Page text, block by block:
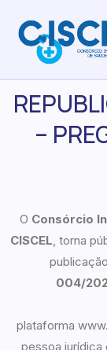
–
O Consórcio
CISCEL, torna
004/
plataforma
pessoa